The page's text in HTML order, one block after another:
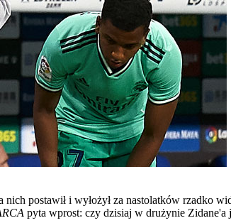
postawił i wyłożył za nastolatków rzadko
pyta wprost: czy dzisiaj w drużynie Zidane'a